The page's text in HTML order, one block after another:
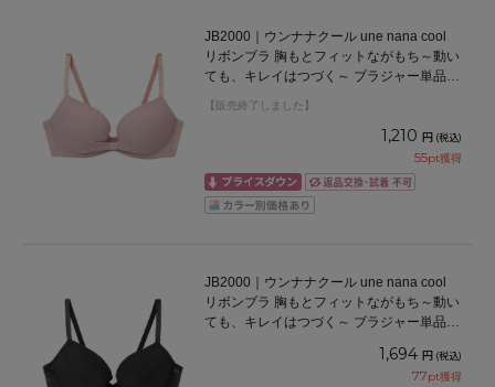
JB2000｜ウンナナクール une nana cool
リボンブラ 胸もとフィットながもち～動い
ても、キレイはつづく～ ブラジャー単品
【販売終了しました】
1,210 円 (税込)
55pt獲得
JB2000｜ウンナナクール une nana cool
リボンブラ 胸もとフィットながもち～動い
ても、キレイはつづく～ ブラジャー単品
1,694 円 (税込)
77pt獲得